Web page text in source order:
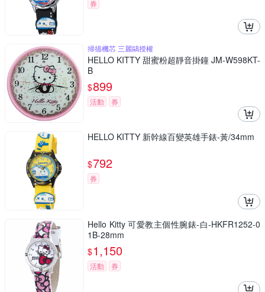
券
掃描機芯 三麗鷗授權
HELLO KITTY 甜蜜粉超靜音掛鐘 JM-W598KT-
B
$899
活動 券
HELLO KITTY 新幹線百變英雄手錶-黃/34mm
$792
券
Hello Kitty 可愛教主個性腕錶-白-HKFR1252-0
1B-28mm
$1,150
活動 券